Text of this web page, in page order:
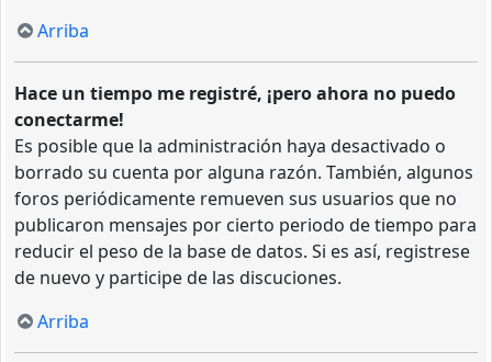
Arriba
Hace un tiempo me registré, ¡pero ahora no puedo
conectarme!
Es posible que la administración haya desactivado o
borrado su cuenta por alguna razón. También, algunos
foros periódicamente remueven sus usuarios que no
publicaron mensajes por cierto periodo de tiempo para
reducir el peso de la base de datos. Si es así, registrese
de nuevo y participe de las discuciones.
Arriba